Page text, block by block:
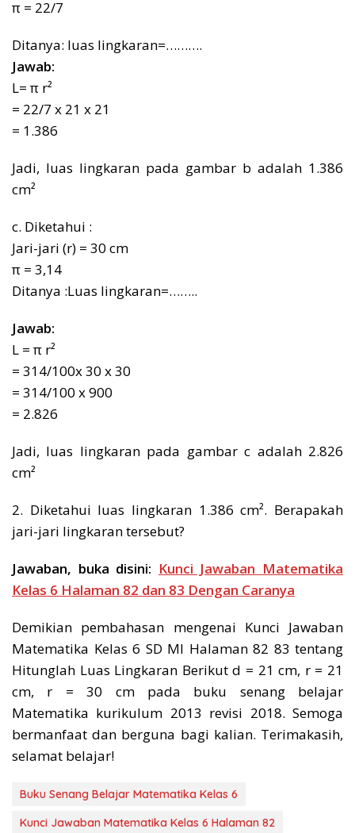
π = 22/7
Ditanya: luas lingkaran=……….
Jawab:
L= π r²
= 22/7 x 21 x 21
= 1.386
Jadi, luas lingkaran pada gambar b adalah 1.386
cm²
c. Diketahui :
Jari-jari (r) = 30 cm
π = 3,14
Ditanya :Luas lingkaran=……..
Jawab:
L = π r²
= 314/100x 30 x 30
= 314/100 x 900
= 2.826
Jadi, luas lingkaran pada gambar c adalah 2.826
cm²
2. Diketahui luas lingkaran 1.386 cm². Berapakah
jari-jari lingkaran tersebut?
Jawaban, buka disini: Kunci Jawaban Matematika
Kelas 6 Halaman 82 dan 83 Dengan Caranya
Demikian pembahasan mengenai Kunci Jawaban
Matematika Kelas 6 SD MI Halaman 82 83 tentang
Hitunglah Luas Lingkaran Berikut d = 21 cm, r = 21
cm, r = 30 cm pada buku senang belajar
Matematika kurikulum 2013 revisi 2018. Semoga
bermanfaat dan berguna bagi kalian. Terimakasih,
selamat belajar!
Buku Senang Belajar Matematika Kelas 6
Kunci Jawaban Matematika Kelas 6 Halaman 82